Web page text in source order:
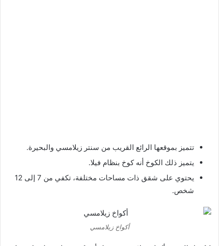
تتميز بموقعها الرائع القريب من سنتر زيلامسي والبحيرة.
يتميز ذلك الكوخ أنه كوخ بنظام فيلا.
يحتوي على شقق ذات مساحات مختلفة، تكفي من 7 إلى 12
شخص.
أكواخ زيلامسي